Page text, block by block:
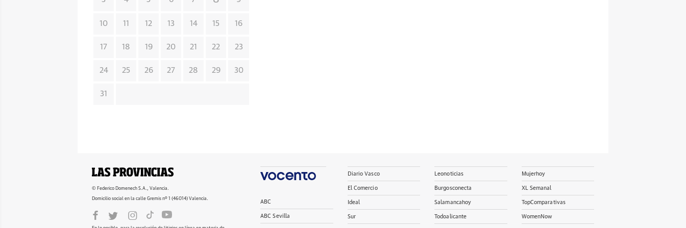
10 11 12 13 14 15 16
17 18 19 20 21 22 23
24 25 26 27 28 29 30
31
© Federico Domenech S.A., Valencia.
Domicilio social en la calle Gremis nº 1 (46014) Valencia.
ABC
ABC Sevilla
Diario Vasco
El Comercio
Ideal
Sur
Leonoticias
Burgosconecta
Salamancahoy
Todoalicante
Mujerhoy
XL Semanal
TopComparativas
WomenNow